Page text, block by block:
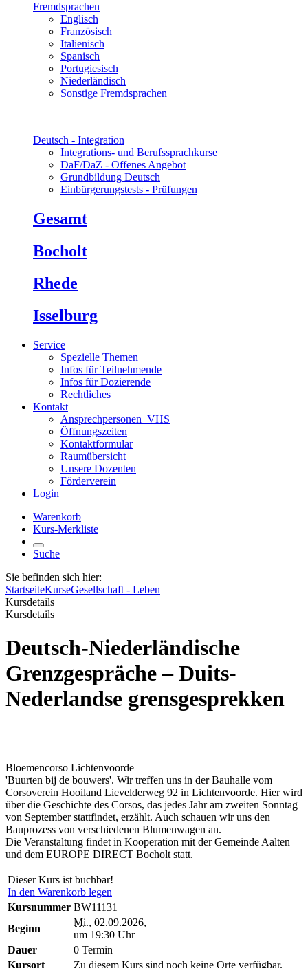
Fremdsprachen
Englisch
Französisch
Italienisch
Spanisch
Portugiesisch
Niederländisch
Sonstige Fremdsprachen
Deutsch - Integration
Integrations- und Berufssprachkurse
DaF/DaZ - Offenes Angebot
Grundbildung Deutsch
Einbürgerungstests - Prüfungen
Gesamt
Bocholt
Rhede
Isselburg
Service
Spezielle Themen
Infos für Teilnehmende
Infos für Dozierende
Rechtliches
Kontakt
Ansprechpersonen_VHS
Öffnungszeiten
Kontaktformular
Raumübersicht
Unsere Dozenten
Förderverein
Login
Warenkorb
Kurs-Merkliste
Suche
Sie befinden sich hier:
StartseiteKurseGesellschaft - Leben
Kursdetails
Kursdetails
Deutsch-Niederländische
Grenzgespräche – Duits-
Nederlandse grensgesprekken
Bloemencorso Lichtenvoorde
'Buurten bij de bouwers'. Wir treffen uns in der Bauhalle vom
Corsoverein Hooiland Lievelderweg 92 in Lichtenvoorde. Hier wird
über die Geschichte des Corsos, das jedes Jahr am zweiten Sonntag
von September stattfindet, erzählt. Auch schauen wir uns den
Bauprozess von verschiedenen Blumenwagen an.
Die Veranstaltung findet in Kooperation mit der Gemeinde Aalten
und dem EUROPE DIRECT Bocholt statt.
Dieser Kurs ist buchbar!
In den Warenkorb legen
Kursnummer BW11131
Beginn
Mi., 02.09.2026,
um 19:30 Uhr
Dauer
0 Termin
Kursort
Zu diesem Kurs sind noch keine Orte verfügbar.